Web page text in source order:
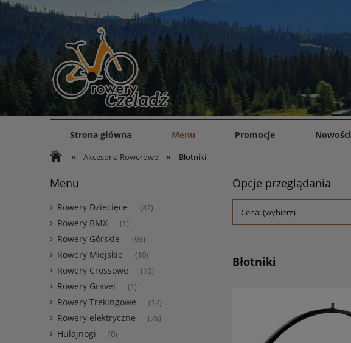
Strona główna Menu Promocje Nowości
» Akcesoria Rowerowe » Błotniki
Menu
Rowery Dziecięce (42)
Rowery BMX (1)
Rowery Górskie (93)
Rowery Miejskie (10)
Rowery Crossowe (10)
Rowery Gravel (1)
Rowery Trekingowe (12)
Rowery elektryczne (78)
Hulajnogi (0)
Opcje przeglądania
Cena: (wybierz)
Błotniki